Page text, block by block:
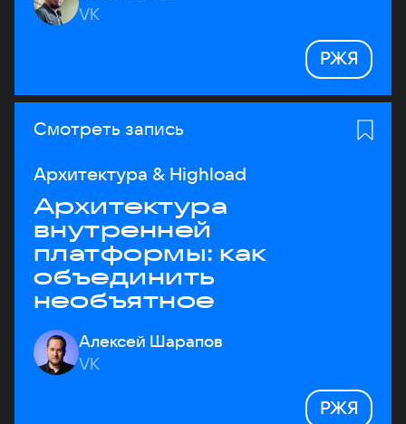
VK
РЖЯ
Смотреть запись
Архитектура & Highload
Архитектура
внутренней
платформы: как
объединить
необъятное
Алексей Шарапов
VK
РЖЯ